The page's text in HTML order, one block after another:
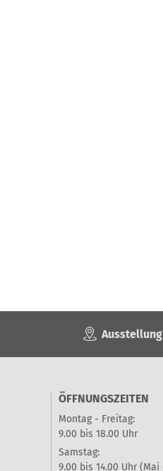
Ausstellung
ÖFFNUNGSZEITEN
Montag - Freitag:
9.00 bis 18.00 Uhr
Samstag:
9.00 bis 14.00 Uhr